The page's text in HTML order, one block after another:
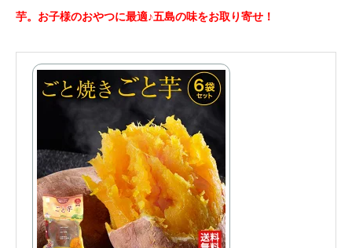
芋。お子様のおやつに最適♪五島の味をお取り寄せ！